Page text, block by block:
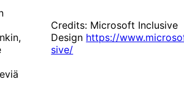
Credits: Microsoft Inclusive
Design https://
sive/